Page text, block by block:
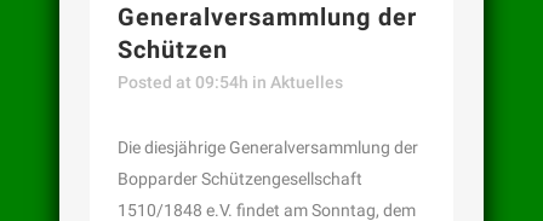
Generalversammlung der
Schützen
Posted at 09:54h in Aktuelles
Die diesjährige Generalversammlung der
Bopparder Schützengesellschaft
1510/1848 e.V. findet am Sonntag, dem